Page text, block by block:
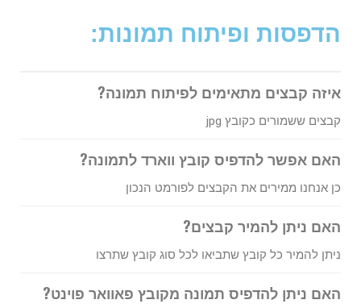
הדפסות ופיתוח תמונות:
איזה קבצים מתאימים לפיתוח תמונה?
קבצים ששמורים כקובץ jpg
האם אפשר להדפיס קובץ ווארד לתמונה?
כן אנחנו ממירים את הקבצים לפורמט הנכון
האם ניתן להמיר קבצים?
ניתן להמיר כל קובץ שתביאו לכל סוג קובץ שתרצו
האם ניתן להדפיס תמונה מקובץ פאוואר פוינט?